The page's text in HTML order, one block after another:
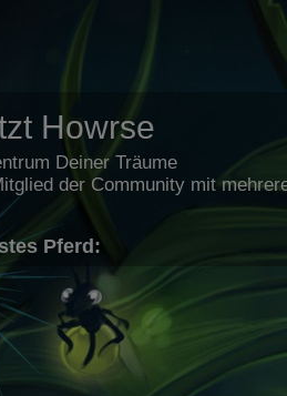
Howrse
Deiner Träume
der Community mit
Pferd: